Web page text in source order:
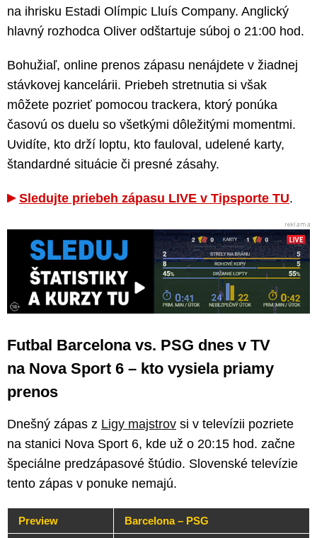
na ihrisku Estadi Olímpic Lluís Company. Anglický
hlavný rozhodca Oliver odštartuje súboj o 21:00 hod.
Bohužiaľ, online prenos zápasu nenájdete v žiadnej
stávkovej kancelárii. Priebeh stretnutia si však
môžete pozrieť pomocou trackera, ktorý ponúka
časovú os duelu so všetkými dôležitými momentmi.
Uvidíte, kto drží loptu, kto fauloval, udelené karty,
štandardné situácie či presné zásahy.
Sledujte priebeh zápasu LIVE v Tipsporte TU.
Futbal Barcelona vs. PSG dnes v TV
na Nova Sport 6 – kto vysiela priamy
prenos
Dnešný zápas z Ligy majstrov si v televízii pozriete
na stanici Nova Sport 6, kde už o 20:15 hod. začne
špeciálne predzápasové štúdio. Slovenské televízie
tento zápas v ponuke nemajú.
Preview Barcelona – PSG